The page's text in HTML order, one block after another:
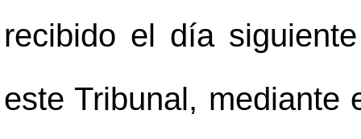
recibido el día
este Tribunal, mediante